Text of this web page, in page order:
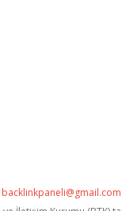
backlinkpaneli@gmail.com